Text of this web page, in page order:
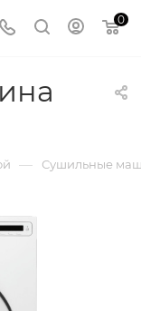
0
— Сушильные